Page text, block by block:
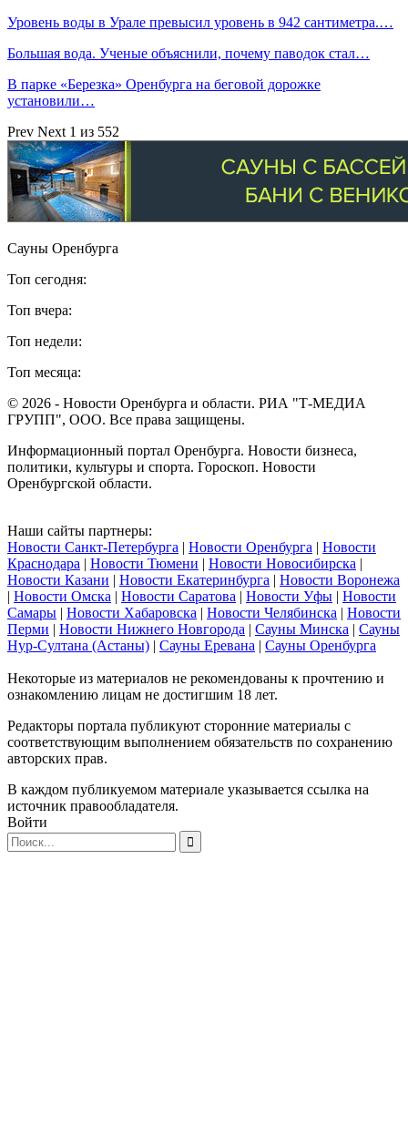
Уровень воды в Урале превысил уровень в 942 сантиметра.…
Большая вода. Ученые объяснили, почему паводок стал…
В парке «Березка» Оренбурга на беговой дорожке
установили…
Prev Next 1 из 552
Сауны Оренбурга
Топ сегодня:
Топ вчера:
Топ недели:
Топ месяца:
© 2026 - Новости Оренбурга и области. РИА "Т-МЕДИА
ГРУПП", ООО. Все права защищены.
Информационный портал Оренбурга. Новости бизнеса,
политики, культуры и спорта. Гороскоп. Новости
Оренбургской области.
Наши сайты партнеры:
Новости Санкт-Петербурга | Новости Оренбурга | Новости
Краснодара | Новости Тюмени | Новости Новосибирска |
Новости Казани | Новости Екатеринбурга | Новости Воронежа
| Новости Омска | Новости Саратова | Новости Уфы | Новости
Самары | Новости Хабаровска | Новости Челябинска | Новости
Перми | Новости Нижнего Новгорода | Сауны Минска | Сауны
Нур-Султана (Астаны) | Сауны Еревана | Сауны Оренбурга
Некоторые из материалов не рекомендованы к прочтению и
ознакомлению лицам не достигшим 18 лет.
Редакторы портала публикуют сторонние материалы с
соответствующим выполнением обязательств по сохранению
авторских прав.
В каждом публикуемом материале указывается ссылка на
источник правообладателя.
Войти